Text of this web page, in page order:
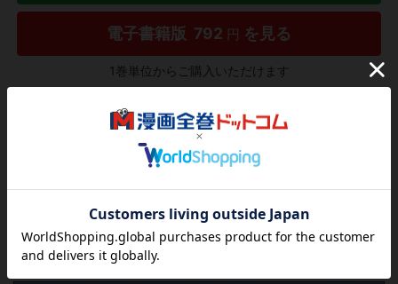
電子書籍版 792 円 を見る
1巻単位からご購入いただけます
タダ読み
欲しいリストに追加する